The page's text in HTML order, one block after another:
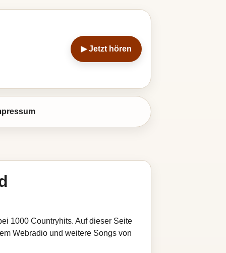
▶ Jetzt hören
1000 Countryhits. Auf dieser Seite
Webradio und weitere Songs von